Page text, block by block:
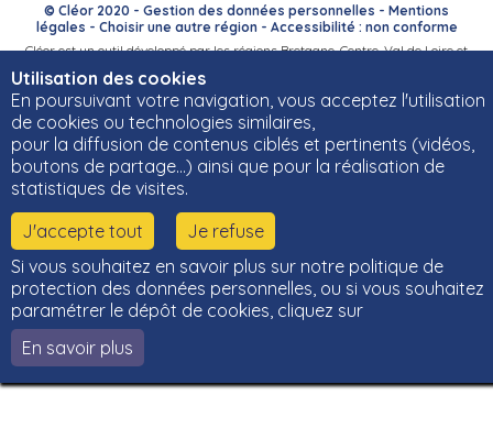
Utilisation des cookies
En poursuivant votre navigation, vous acceptez l'utilisation
de cookies ou technologies similaires,
pour la diffusion de contenus ciblés et pertinents (vidéos,
boutons de partage…) ainsi que pour la réalisation de
statistiques de visites.
J'accepte tout
Je refuse
Si vous souhaitez en savoir plus sur notre politique de
protection des données personnelles, ou si vous souhaitez
paramétrer le dépôt de cookies, cliquez sur
En savoir plus
© Cléor 2020 - Gestion des données personnelles - Mentions
légales - Choisir une autre région- Accessibilité : non conforme
Cléor est un outil développé par les régions Bretagne, Centre-Val de Loire et